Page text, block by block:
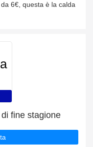
6€, questa è la calda
fine stagione